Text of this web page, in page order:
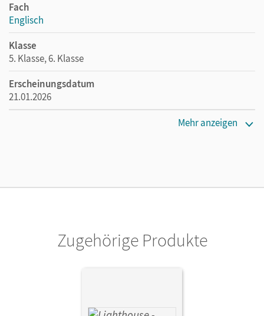
Fach
Englisch
Klasse
5. Klasse, 6. Klasse
Erscheinungsdatum
21.01.2026
Mehr anzeigen
Zugehörige Produkte